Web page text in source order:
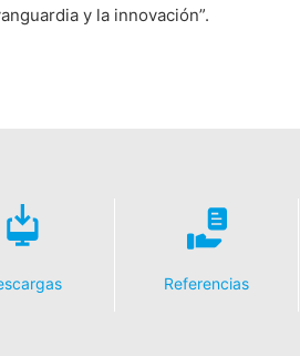
y la innovación”.
Referencias